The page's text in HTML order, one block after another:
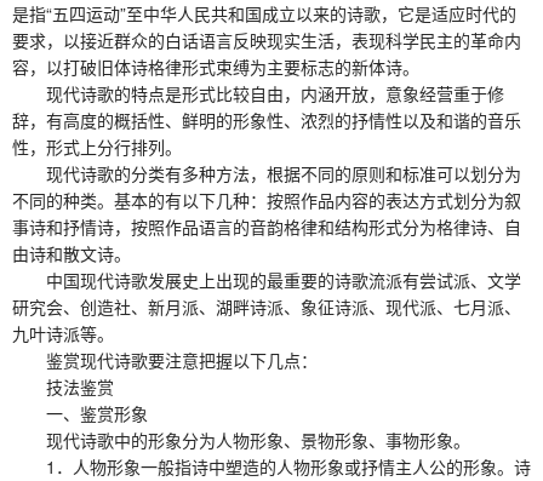
是指“五四运动”至中华人民共和国成立以来的诗歌，它是适应时代的
要求，以接近群众的白话语言反映现实生活，表现科学民主的革命内
容，以打破旧体诗格律形式束缚为主要标志的新体诗。
现代诗歌的特点是形式比较自由，内涵开放，意象经营重于修
辞，有高度的概括性、鲜明的形象性、浓烈的抒情性以及和谐的音乐
性，形式上分行排列。
现代诗歌的分类有多种方法，根据不同的原则和标准可以划分为
不同的种类。基本的有以下几种：按照作品内容的表达方式划分为叙
事诗和抒情诗，按照作品语言的音韵格律和结构形式分为格律诗、自
由诗和散文诗。
中国现代诗歌发展史上出现的最重要的诗歌流派有尝试派、文学
研究会、创造社、新月派、湖畔诗派、象征诗派、现代派、七月派、
九叶诗派等。
鉴赏现代诗歌要注意把握以下几点：
技法鉴赏
一、鉴赏形象
现代诗歌中的形象分为人物形象、景物形象、事物形象。
1．人物形象一般指诗中塑造的人物形象或抒情主人公的形象。诗